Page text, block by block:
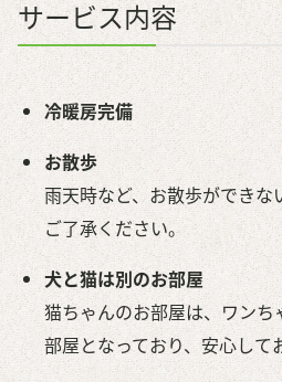
サービス内容
冷暖房完備
お散歩
雨天時など、お散歩ができな
ご了承ください。
犬と猫は別のお部屋
猫ちゃんのお部屋は、ワン
部屋となっており、安心して